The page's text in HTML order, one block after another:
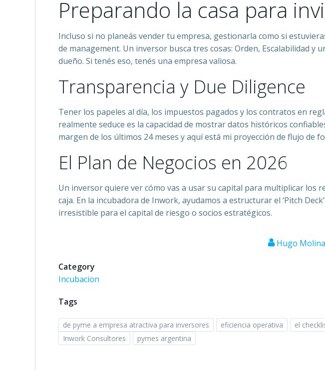
Preparando la casa para
Incluso si no planeás vender tu empresa, gestionarla como si
de management. Un inversor busca tres cosas: Orden, Escalabilidad y
dueño. Si tenés eso, tenés una empresa valiosa.
Transparencia y Due Diligence
Tener los papeles al día, los impuestos pagados y los contratos en
realmente seduce es la capacidad de mostrar datos históricos
margen de los últimos 24 meses y aquí está mi proyección de flujo de
El Plan de Negocios en 2026
Un inversor quiere ver cómo vas a usar su capital para multiplicar los
caja. En la incubadora de Inwork, ayudamos a estructurar el ‘Pitch
irresistible para el capital de riesgo o socios estratégicos.
Hugo
Category
Incubacion
Tags
de pyme a empresa atractiva para inversores eficiencia operativa el
Inwork Consultores
pymes argentina